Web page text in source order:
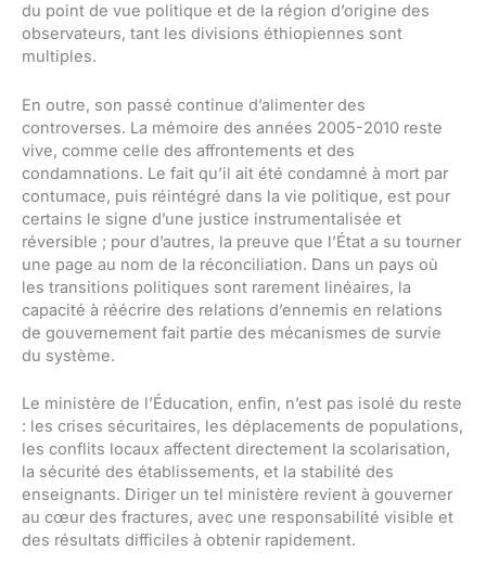
du point de vue politique et de la région d’origine des
observateurs, tant les divisions éthiopiennes sont
multiples.
En outre, son passé continue d’alimenter des
controverses. La mémoire des années 2005-2010 reste
vive, comme celle des affrontements et des
condamnations. Le fait qu’il ait été condamné à mort par
contumace, puis réintégré dans la vie politique, est pour
certains le signe d’une justice instrumentalisée et
réversible ; pour d’autres, la preuve que l’État a su tourner
une page au nom de la réconciliation. Dans un pays où
les transitions politiques sont rarement linéaires, la
capacité à réécrire des relations d’ennemis en relations
de gouvernement fait partie des mécanismes de survie
du système.
Le ministère de l’Éducation, enfin, n’est pas isolé du reste
: les crises sécuritaires, les déplacements de populations,
les conflits locaux affectent directement la scolarisation,
la sécurité des établissements, et la stabilité des
enseignants. Diriger un tel ministère revient à gouverner
au cœur des fractures, avec une responsabilité visible et
des résultats difficiles à obtenir rapidement.